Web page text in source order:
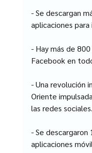
- Se descargan
aplicaciones
- Hay más de
Facebook en
- Una revolución
Oriente
las redes sociales.
- Se descargaron
aplicaciones